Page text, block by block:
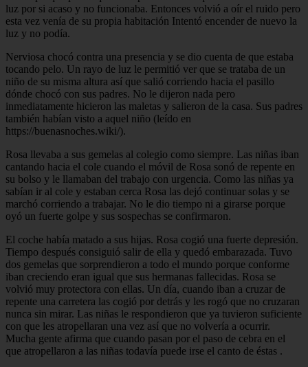
luz por si acaso y no funcionaba. Entonces volvió a oír el ruido pero
esta vez venía de su propia habitación Intentó encender de nuevo la
luz y no podía.
Nerviosa chocó contra una presencia y se dio cuenta de que estaba
tocando pelo. Un rayo de luz le permitió ver que se trataba de un
niño de su misma altura así que salió corriendo hacia el pasillo
dónde chocó con sus padres. No le dijeron nada pero
inmediatamente hicieron las maletas y salieron de la casa. Sus padres
también habían visto a aquel niño (leído en
https://buenasnoches.wiki/).
Rosa llevaba a sus gemelas al colegio como siempre. Las niñas iban
cantando hacia el cole cuando el móvil de Rosa sonó de repente en
su bolso y le llamaban del trabajo con urgencia. Como las niñas ya
sabían ir al cole y estaban cerca Rosa las dejó continuar solas y se
marchó corriendo a trabajar. No le dio tiempo ni a girarse porque
oyó un fuerte golpe y sus sospechas se confirmaron.
El coche había matado a sus hijas. Rosa cogió una fuerte depresión.
Tiempo después consiguió salir de ella y quedó embarazada. Tuvo
dos gemelas que sorprendieron a todo el mundo porque conforme
iban creciendo eran igual que sus hermanas fallecidas. Rosa se
volvió muy protectora con ellas. Un día, cuando iban a cruzar de
repente una carretera las cogió por detrás y les rogó que no cruzaran
nunca sin mirar. Las niñas le respondieron que ya tuvieron suficiente
con que les atropellaran una vez así que no volvería a ocurrir.
Mucha gente afirma que cuando pasan por el paso de cebra en el
que atropellaron a las niñas todavía puede irse el canto de éstas .